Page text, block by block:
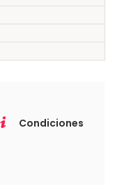
Condiciones